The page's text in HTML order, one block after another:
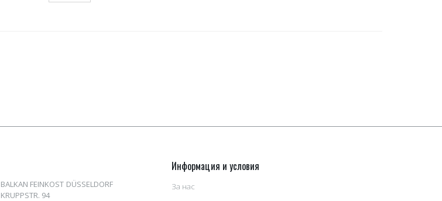
BALKAN FEINKOST DÜSSELDORF
KRUPPSTR. 94
Информация и условия
За нас